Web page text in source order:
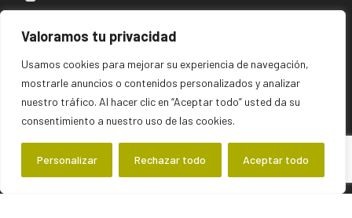
Valoramos tu privacidad
Usamos cookies para mejorar su experiencia de navegación,
mostrarle anuncios o contenidos personalizados y analizar
nuestro tráfico. Al hacer clic en “Aceptar todo” usted da su
consentimiento a nuestro uso de las cookies.
Personalizar Rechazar todo Aceptar todo